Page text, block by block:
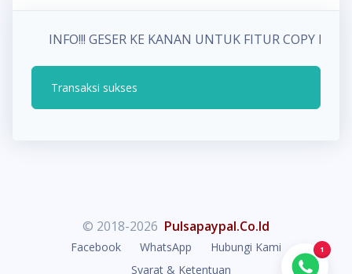
INFO!!! GESER KE KANAN UNTUK FITUR COPY
Transaksi sukses
© 2018-2026 Pulsapaypal.Co.Id
Facebook WhatsApp
Hubungi Kami
Syarat & Ketentuan
1